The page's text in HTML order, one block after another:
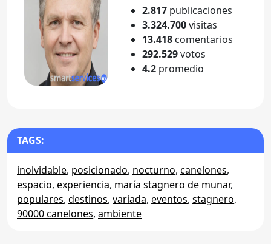
2.817 publicaciones
3.324.700visitas
13.418 comentarios
292.529votos
4.2 promedio
TAGS:
inolvidable, posicionado, nocturno, canelones,
espacio, experiencia, maría stagnero de munar,
populares, destinos, variada, eventos, stagnero,
90000 canelones, ambiente